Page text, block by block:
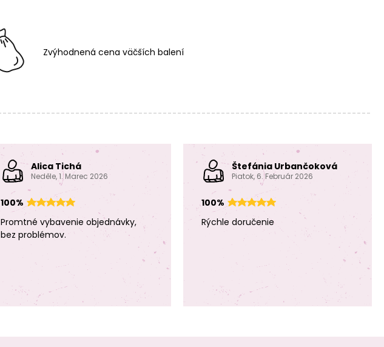
na háčkovanie
Ricorumi Bábiky
anglická verzia
Chenillove Veľkí
anglická verzia
Zvýhodnená cena väčších balení
Alica Tichá
Neděle, 1. Marec 2026
100%
Promtné vybavenie objednávky,
bez problémov.
Štefánia Urbančoková
Piatok, 6. Február 2026
100%
Rýchle doručenie